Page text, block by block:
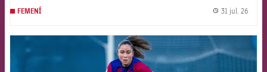
FEMENÍ 31 jul. 26
FCB Barcelona badge